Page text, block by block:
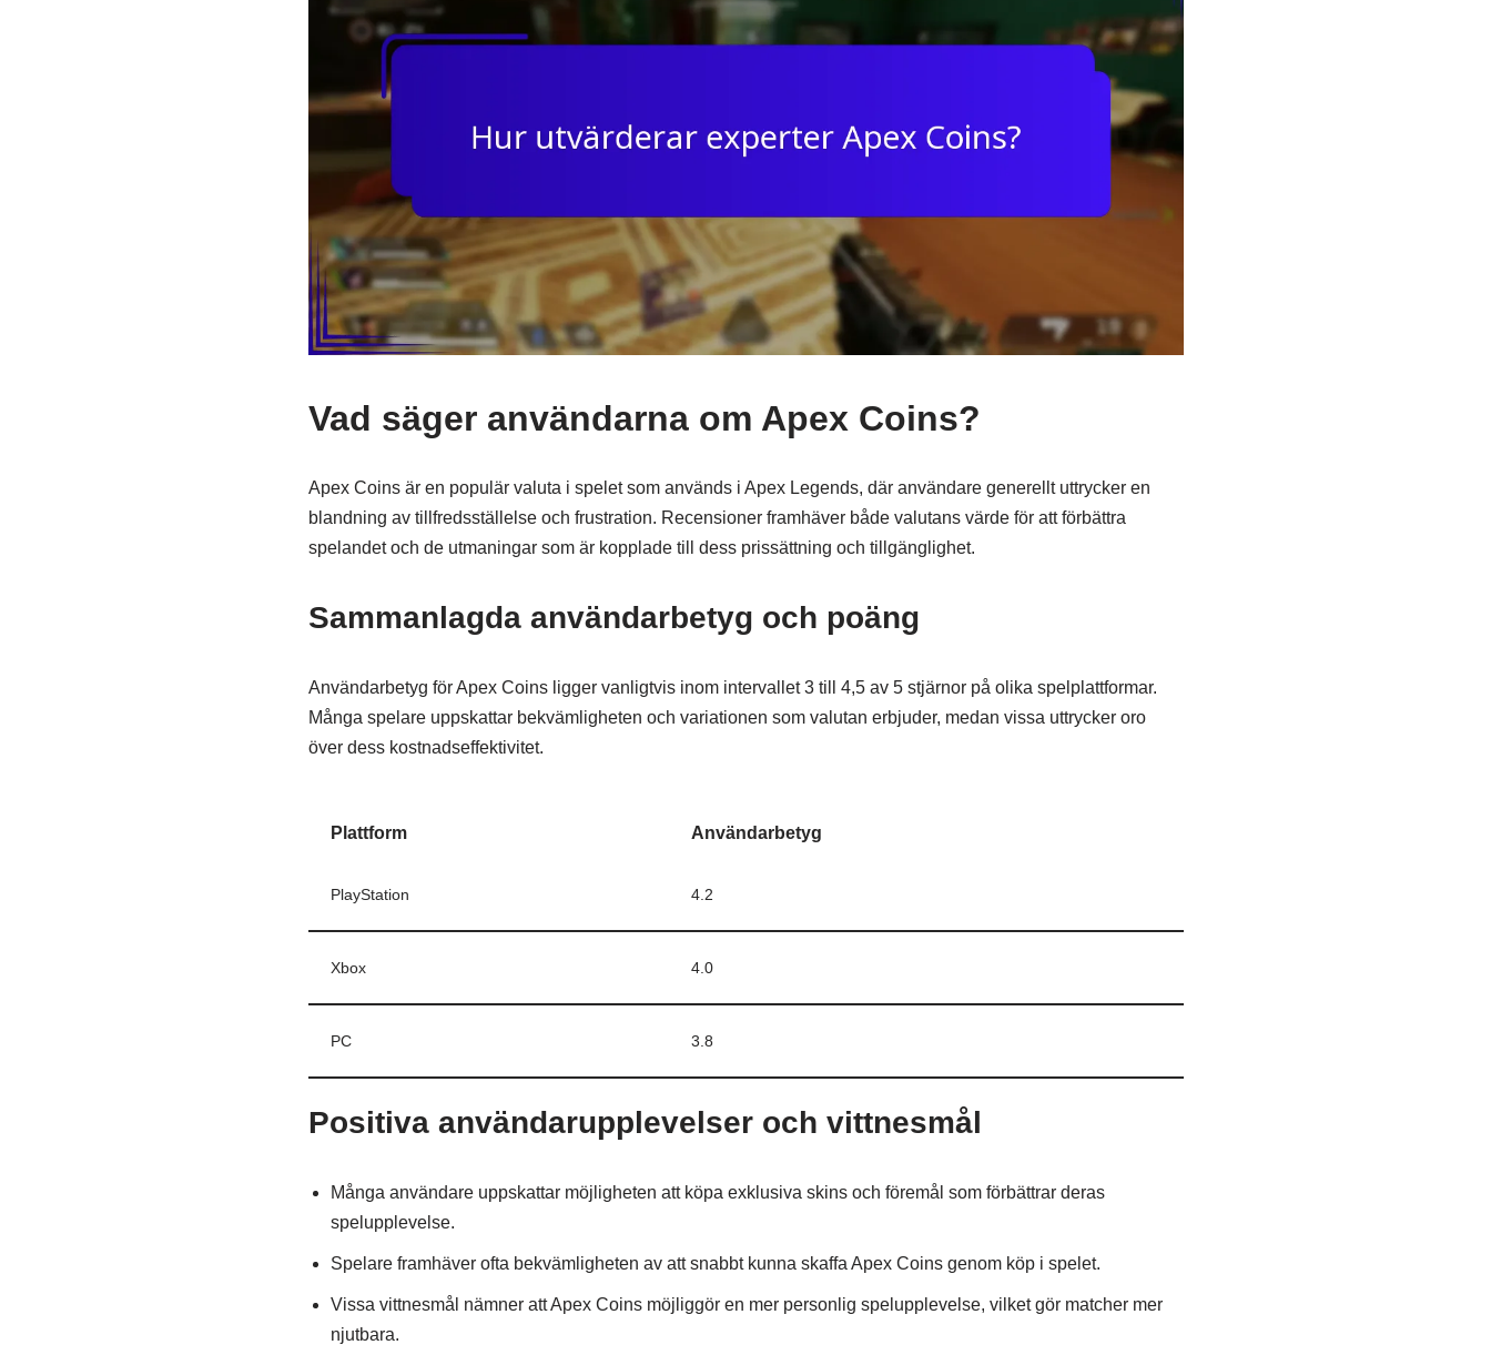
Vad säger användarna om Apex Coins?
Apex Coins är en populär valuta i spelet som används i Apex Legends, där användare generellt uttrycker en
blandning av tillfredsställelse och frustration. Recensioner framhäver både valutans värde för att förbättra
spelandet och de utmaningar som är kopplade till dess prissättning och tillgänglighet.
Sammanlagda användarbetyg och poäng
Användarbetyg för Apex Coins ligger vanligtvis inom intervallet 3 till 4,5 av 5 stjärnor på olika spelplattformar.
Många spelare uppskattar bekvämligheten och variationen som valutan erbjuder, medan vissa uttrycker oro
över dess kostnadseffektivitet.
Plattform Användarbetyg
PlayStation 4.2
Xbox 4.0
PC 3.8
Positiva användarupplevelser och vittnesmål
Många användare uppskattar möjligheten att köpa exklusiva skins och föremål som förbättrar deras
spelupplevelse.
Spelare framhäver ofta bekvämligheten av att snabbt kunna skaffa Apex Coins genom köp i spelet.
Vissa vittnesmål nämner att Apex Coins möjliggör en mer personlig spelupplevelse, vilket gör matcher mer
njutbara.